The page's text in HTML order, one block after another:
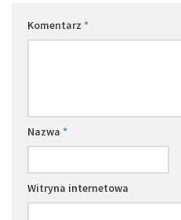
Komentarz *
Nazwa *
Witryna internetowa